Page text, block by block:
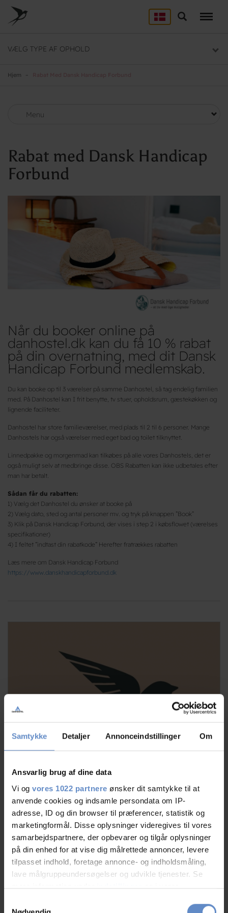
Samtykke Detaljer Annonceindstillinger Om
Ansvarlig brug af dine data
Vi og vores 1022 partnere ønsker dit samtykke til at
anvende cookies og indsamle persondata om IP-
adresse, ID og din browser til præferencer, statistik og
marketingformål. Disse oplysninger videregives til vores
samarbejdspartnere, der opbevarer og tilgår oplysninger
på din enhed for at vise dig målrettede annoncer, levere
tilpasset indhold, foretage annonce- og indholdsmåling,
lave målgruppeundersøgelser og udvikle tjenester. Se
mere information underindstillingerog i vores
tilbage eller ændre indstillinger fra vores
main
Søg
VÆLG TYPE AF OPHOLD
LEJRSKOLE
Overnatning til grupper
Hjem
Menu
Rabat med Dansk Handicap
Forbund
Når du booker online på
danhostel.dk kan du få 10 % rabat
på din overnatning, med dit Dansk
Handicap Forbund medlemskab.
Du kan booke op til 3 værelser på samme Danhostel, så tag endelig familien
med. På Danhostel kan I frit benytte, tv stuer, opholdsrum, gæstekøkken og
lignende faciliteter.
Danhostel har store familieværelser, med plads til 2 til 6 personer. Mange
Danhostels har også værelser med eget bad og toilet tilknyttet.
Linnedpakke og morgenmad kan tilkøbes på alle vores Danhostels, det er
også muligt selv at medbringe disse. OBS Rabatten kan ikke udbetales efter
man har betalt.
Sådan får du rabatten:
1) Vælg det Danhostel du ønsker at booke på
2) Vælg dato, sted og antal personer mv. og tryk på knappen ”Book”
3) Klik på Dansk Handicap Forbund, der vises i step 2 i købsflowet (værelses
specifikationer)
4) I feltet ”indtast din rabatkode” Herefter fratrækkes rabatten
Læs mere om Dansk Handicap Forbund
https://www.danskhandicapforbund.dk
Om Danhostel
Læs om Danhostels historie, kontakt, katalog, mobil app,
presse, billeder, hovedkontoret m.m. lige her.